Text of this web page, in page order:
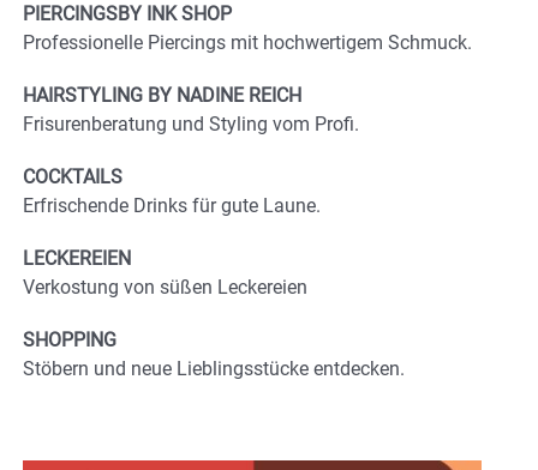
PIERCINGSBY INK SHOP
Professionelle Piercings mit hochwertigem Schmuck.
HAIRSTYLING BY NADINE REICH
Frisurenberatung und Styling vom Profi.
COCKTAILS
Erfrischende Drinks für gute Laune.
LECKEREIEN
Verkostung von süßen Leckereien
SHOPPING
Stöbern und neue Lieblingsstücke entdecken.